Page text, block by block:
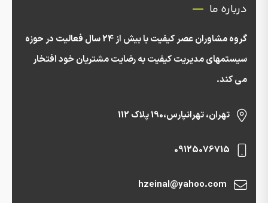
درباره ما
گروه مشاوران عصر کیفیت با بیش از 24 سال فعالیت در حوزه
سیستمهای مدیریت کیفیت به رضایت مشتریان خود افتخار
می کند.
تهران، تهرانپارس،190 پلاک 112
09125076715
hzeinal@yahoo.com